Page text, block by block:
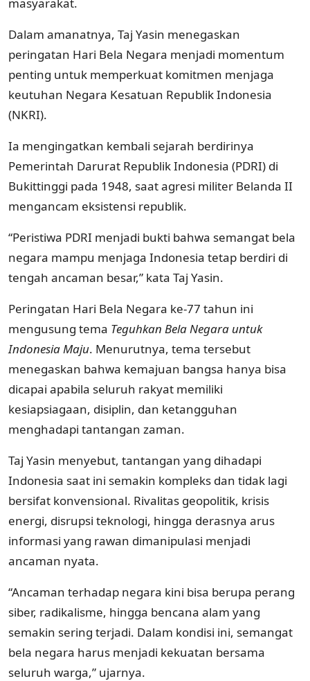
Dalam amanatnya, Taj Yasin menegaskan
peringatan Hari Bela Negara menjadi momentum
penting untuk memperkuat komitmen menjaga
keutuhan Negara Kesatuan Republik Indonesia
(NKRI).
Ia mengingatkan kembali sejarah berdirinya
Pemerintah Darurat Republik Indonesia (PDRI) di
Bukittinggi pada 1948, saat agresi militer Belanda II
mengancam eksistensi republik.
“Peristiwa PDRI menjadi bukti bahwa semangat bela
negara mampu menjaga Indonesia tetap berdiri di
tengah ancaman besar,” kata Taj Yasin.
Peringatan Hari Bela Negara ke-77 tahun ini
mengusung tema Teguhkan Bela Negara untuk
Indonesia Maju. Menurutnya, tema tersebut
menegaskan bahwa kemajuan bangsa hanya bisa
dicapai apabila seluruh rakyat memiliki
kesiapsiagaan, disiplin, dan ketangguhan
menghadapi tantangan zaman.
Taj Yasin menyebut, tantangan yang dihadapi
Indonesia saat ini semakin kompleks dan tidak lagi
bersifat konvensional. Rivalitas geopolitik, krisis
energi, disrupsi teknologi, hingga derasnya arus
informasi yang rawan dimanipulasi menjadi
ancaman nyata.
“Ancaman terhadap negara kini bisa berupa perang
siber, radikalisme, hingga bencana alam yang
semakin sering terjadi. Dalam kondisi ini, semangat
bela negara harus menjadi kekuatan bersama
seluruh warga,” ujarnya.